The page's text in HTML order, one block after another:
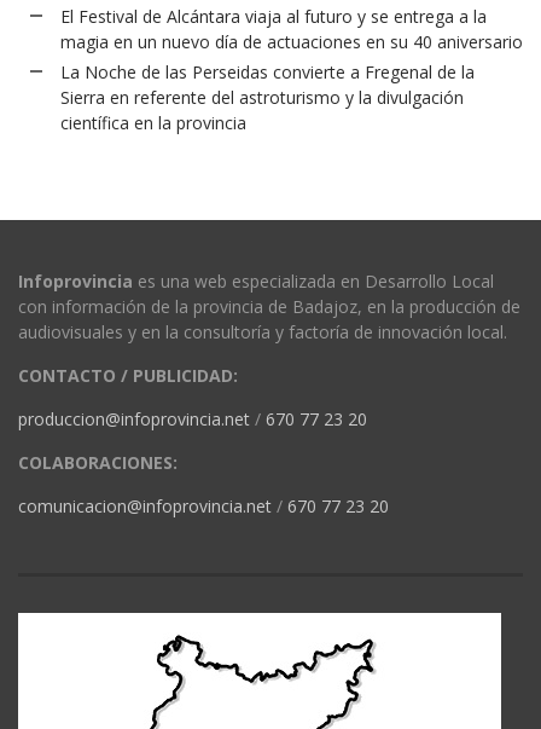
El Festival de Alcántara viaja al futuro y se entrega a la
magia en un nuevo día de actuaciones en su 40 aniversario
La Noche de las Perseidas convierte a Fregenal de la
Sierra en referente del astroturismo y la divulgación
científica en la provincia
Infoprovincia es una web especializada en Desarrollo Local
con información de la provincia de Badajoz, en la producción de
audiovisuales y en la consultoría y factoría de innovación local.
CONTACTO / PUBLICIDAD:
produccion@infoprovincia.net / 670 77 23 20
COLABORACIONES:
comunicacion@infoprovincia.net / 670 77 23 20